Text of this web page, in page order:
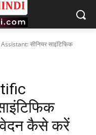
सीनियर साइंटिफिक
कैसे करें